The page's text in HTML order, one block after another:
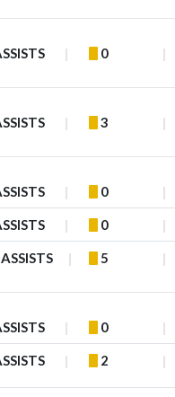
0
3
0
0
ASSISTS 5
0
2